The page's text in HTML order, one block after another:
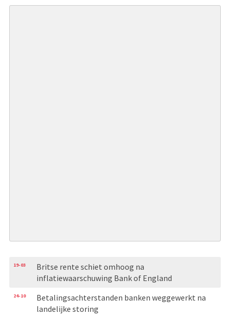
19-03
Britse rente schiet omhoog na
inflatiewaarschuwing Bank of England
24-10
Betalingsachterstanden banken weggewerkt na
landelijke storing